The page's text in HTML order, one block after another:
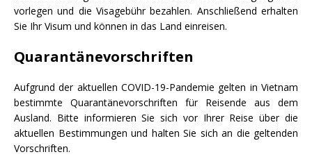
vorlegen und die Visagebühr bezahlen. Anschließend erhalten
Sie Ihr Visum und können in das Land einreisen.
Quarantänevorschriften
Aufgrund der aktuellen COVID-19-Pandemie gelten in Vietnam
bestimmte Quarantänevorschriften für Reisende aus dem
Ausland. Bitte informieren Sie sich vor Ihrer Reise über die
aktuellen Bestimmungen und halten Sie sich an die geltenden
Vorschriften.